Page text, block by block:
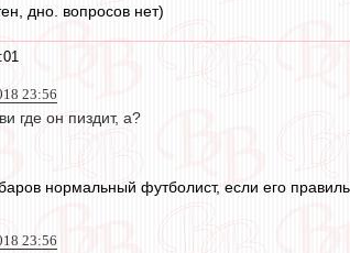
дно. вопросов нет)
23:56
где он пиздит, а?
нормальный футболист, если его
23:56